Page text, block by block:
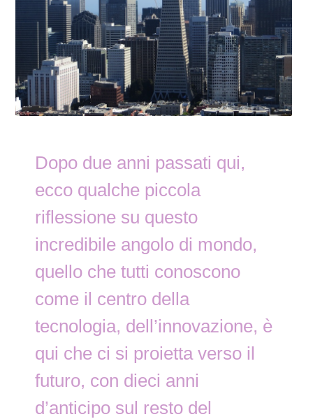
Dopo due anni passati qui,
ecco qualche piccola
riflessione su questo
incredibile angolo di mondo,
quello che tutti conoscono
come il centro della
tecnologia, dell’innovazione, è
qui che ci si proietta verso il
futuro, con dieci anni
d’anticipo sul resto del